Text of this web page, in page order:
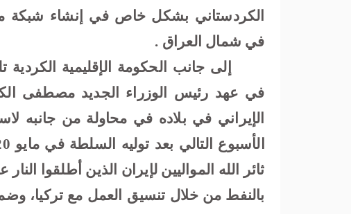
الكردستاني بشكل خاص في إنشاء شبكة
في شمال العراق .
إلى جانب الحكومة الإقليمية
في عهد رئيس الوزراء الجديد مصطفى
الإيراني في بلاده في محاولة من جانبه
الأسبوع التالي بعد توليه السلطة في مايو 2020
ثائر الله المواليين لإيران الذين أطلقوا
بالنفط من خلال تنسيق العمل مع تركيا،